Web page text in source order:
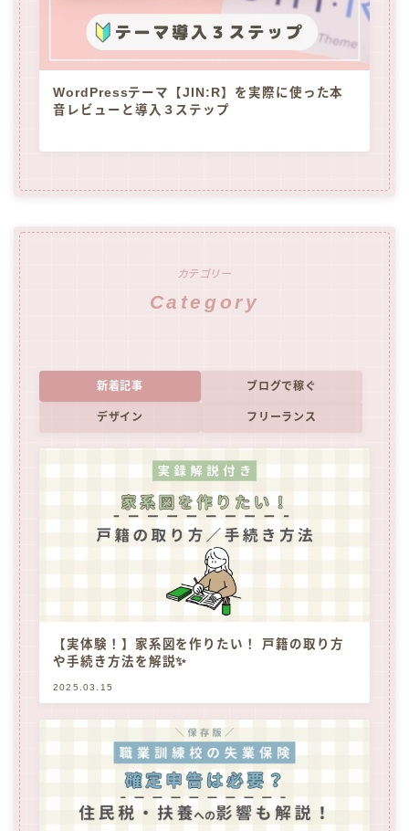
WordPressテーマ【JIN:R】を実際に使った本
音レビューと導入３ステップ
カテゴリー
Category
新着記事 ブログで稼ぐ
デザイン フリーランス
【実体験！】家系図を作りたい！ 戸籍の取り方
や手続き方法を解説✨
2025.03.15